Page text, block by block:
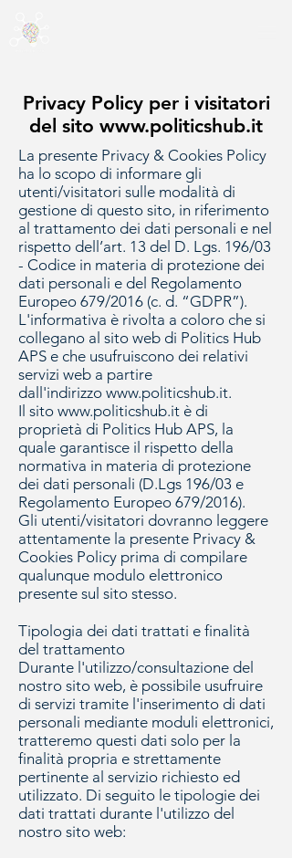
Privacy Policy per i visitatori
del sito www.politicshub.it
La presente Privacy & Cookies Policy
ha lo scopo di informare gli
utenti/visitatori sulle modalità di
gestione di questo sito, in riferimento
al trattamento dei dati personali e nel
rispetto dell’art. 13 del D. Lgs. 196/03
- Codice in materia di protezione dei
dati personali e del Regolamento
Europeo 679/2016 (c. d. “GDPR”).
L'informativa è rivolta a coloro che si
collegano al sito web di Politics Hub
APS e che usufruiscono dei relativi
servizi web a partire
dall'indirizzo www.politicshub.it.
Il sito www.politicshub.it è di
proprietà di Politics Hub APS, la
quale garantisce il rispetto della
normativa in materia di protezione
dei dati personali (D.Lgs 196/03 e
Regolamento Europeo 679/2016).
Gli utenti/visitatori dovranno leggere
attentamente la presente Privacy &
Cookies Policy prima di compilare
qualunque modulo elettronico
presente sul sito stesso.
Tipologia dei dati trattati e finalità
del trattamento
Durante l'utilizzo/consultazione del
nostro sito web, è possibile usufruire
di servizi tramite l'inserimento di dati
personali mediante moduli elettronici,
tratteremo questi dati solo per la
finalità propria e strettamente
pertinente al servizio richiesto ed
utilizzato. Di seguito le tipologie dei
dati trattati durante l'utilizzo del
nostro sito web: